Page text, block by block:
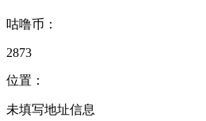
咕噜币：
2873
位置：
未填写地址信息